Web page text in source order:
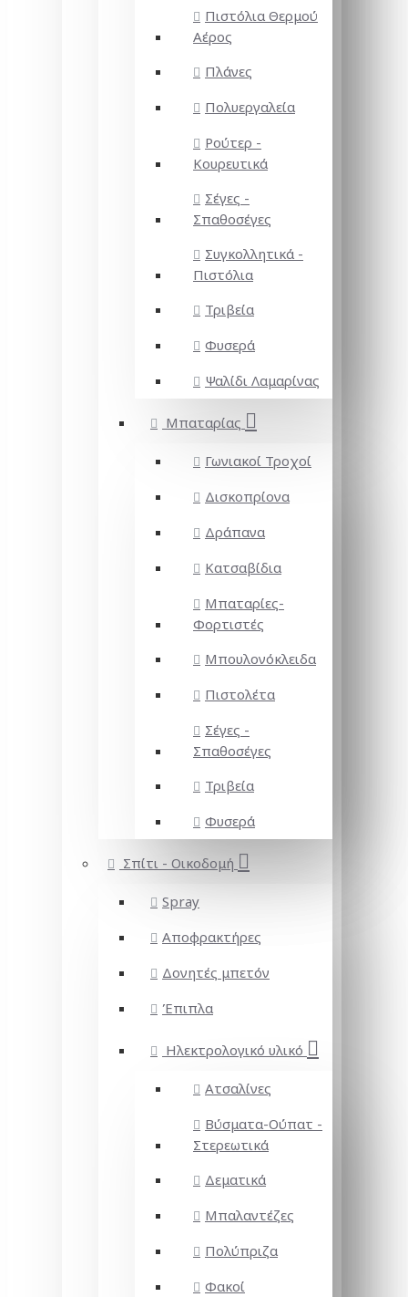
Πιστόλια Θερμού
Αέρος
Πλάνες
Πολυεργαλεία
Ρούτερ -
Κουρευτικά
Σέγες -
Σπαθοσέγες
Συγκολλητικά -
Πιστόλια
Τριβεία
Φυσερά
Ψαλίδι Λαμαρίνας
Μπαταρίας
Γωνιακοί Τροχοί
Δισκοπρίονα
Δράπανα
Κατσαβίδια
Μπαταρίες-
Φορτιστές
Μπουλονόκλειδα
Πιστολέτα
Σέγες -
Σπαθοσέγες
Τριβεία
Φυσερά
Σπίτι - Οικοδομή
Spray
Αποφρακτήρες
Δονητές μπετόν
Έπιπλα
Ηλεκτρολογικό υλικό
Ατσαλίνες
Βύσματα-Ούπατ -
Στερεωτικά
Δεματικά
Μπαλαντέζες
Πολύπριζα
Φακοί